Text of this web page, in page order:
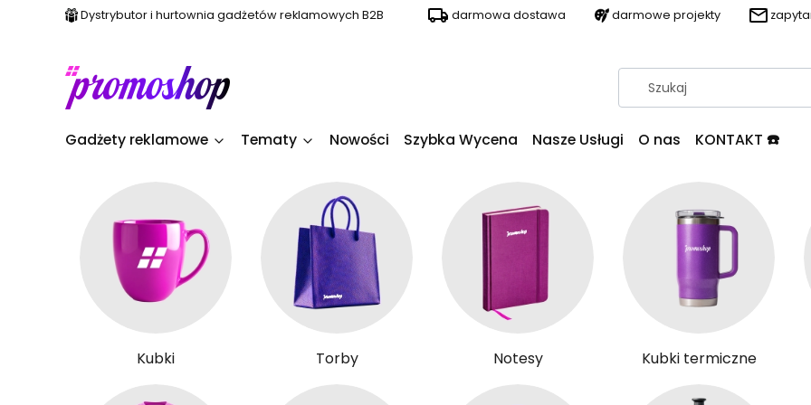
Dystrybutor i hurtownia gadżetów reklamowych B2B darmowa dostawa darmowe projekty
Gadżety reklamowe Tematy Nowości Szybka Wycena Nasze Usługi O nas KONTAKT ☎️
Kubki Torby Notesy Kubki termiczne